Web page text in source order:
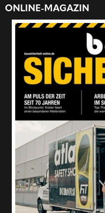
ONLINE-MAGAZIN